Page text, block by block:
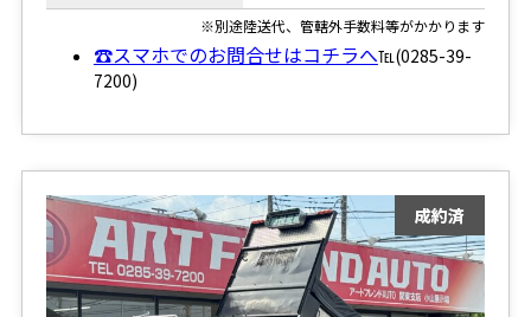
※別途陸送代、管轄外手数料等がかかります
☎スマホでのお問合せはコチラへ℡(0285-39-
7200)